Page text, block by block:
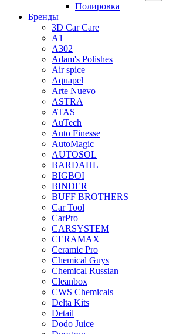
Полировка
Бренды
3D Car Care
A1
A302
Adam's Polishes
Air spice
Aquapel
Arte Nuevo
ASTRA
ATAS
AuTech
Auto Finesse
AutoMagic
AUTOSOL
BARDAHL
BIGBOI
BINDER
BUFF BROTHERS
Car Tool
CarPro
CARSYSTEM
CERAMAX
Ceramic Pro
Chemical Guys
Chemical Russian
Cleanbox
CWS Chemicals
Delta Kits
Detail
Dodo Juice